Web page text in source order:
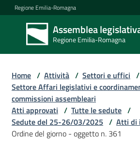
Vai al contenuto
Vai alla navigazione
Vai al footer
Regione Emilia-Romagna
Assemblea
Regione Emilia-Romagna
Assemblea
legislativa
Regione Emilia-
Assemblea
Home / Attività / Settori e uffici /
Settore Affari legislativi e
commissioni assembleari
Atti approvati / Tutte le sedute /
Sedute del 25-26/03/2025 / Atti di
Ordine del giorno - oggetto n. 361